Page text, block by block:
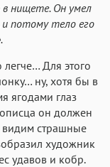
в нищете. Он умел
потому тело его
Для этого
ну, хотя бы в
ягодами глаз
он должен
видим страшные
художник
удавов и кобр.